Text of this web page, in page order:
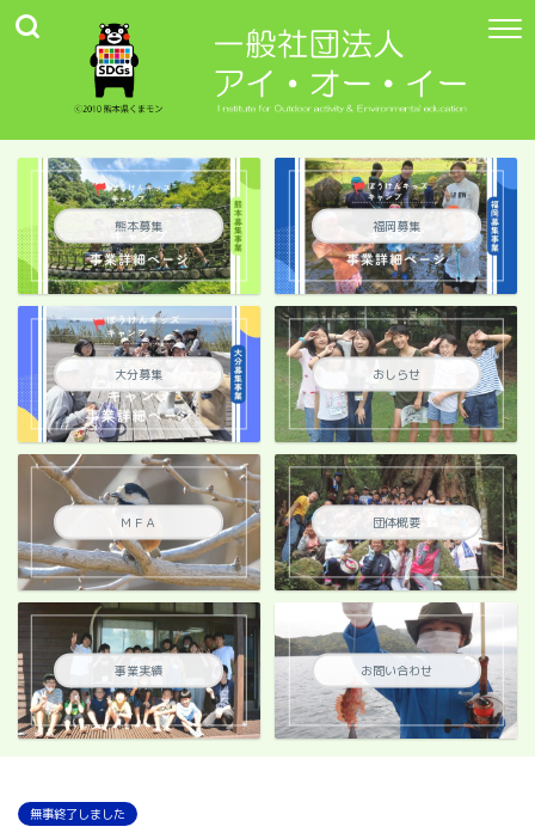
熊本募集 福岡募集
大分募集 おしらせ
ＭＦＡ 団体概要
事業実績 お問い合わせ
無事終了しました